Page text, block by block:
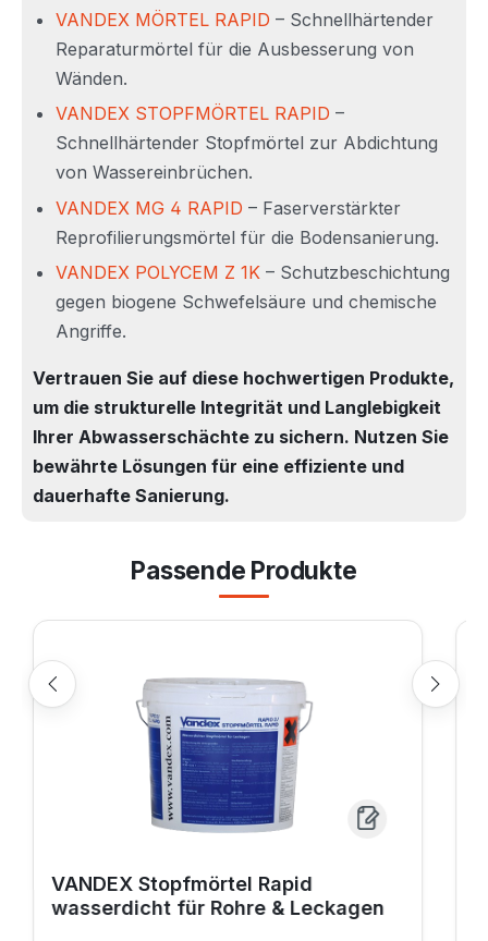
VANDEX MÖRTEL RAPID – Schnellhärtender
Reparaturmörtel für die Ausbesserung von
Wänden.
VANDEX STOPFMÖRTEL RAPID –
Schnellhärtender Stopfmörtel zur Abdichtung
von Wassereinbrüchen.
VANDEX MG 4 RAPID – Faserverstärkter
Reprofilierungsmörtel für die Bodensanierung.
VANDEX POLYCEM Z 1K– Schutzbeschichtung
gegen biogene Schwefelsäure und chemische
Angriffe.
Vertrauen Sie auf diese hochwertigen Produkte,
um die strukturelle Integrität und Langlebigkeit
Ihrer Abwasserschächte zu sichern. Nutzen Sie
bewährte Lösungen für eine effiziente und
dauerhafte Sanierung.
Produktgalerie überspringen
Passende Produkte
VANDEX Mörtel Rapid
Schnellreparaturmörtel für